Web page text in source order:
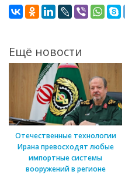
Ещё новости
Отечественные технологии
Ирана превосходят любые
импортные системы
вооружений в регионе